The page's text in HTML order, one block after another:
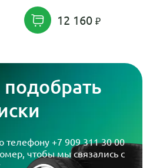
12 160
телефону +7 909 311 30 00
чтобы мы связались с